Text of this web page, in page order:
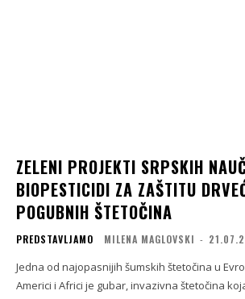
ZELENI PROJEKTI SRPSKIH
BIOPESTICIDI ZA ZAŠTITU
POGUBNIH ŠTETOČINA
PREDSTAVLJAMO MILENA MAGLOVSKI -
Jedna od najopasnijih šumskih štetočina u
Americi i Africi je gubar, invazivna štetočina